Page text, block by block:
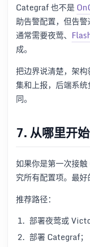
Categraf 也不是
助告警配置，但告警
通常需要夜莺、
成。
把边界说清楚，架
集和上报，后端系
同。
7. 从哪里开
如果你是第一次接
究所有配置项。最好
推荐路径：
部署夜莺或
部署 Categraf；